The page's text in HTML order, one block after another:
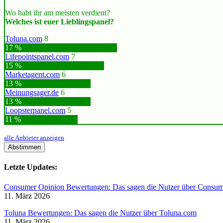
Wo habt ihr am meisten verdient?
Welches ist euer Lieblingspanel?
Toluna.com 8
17 %
Lifepointspanel.com 7
15 %
Marketagent.com 6
13 %
Meinungsager.de 6
13 %
Loopsterpanel.com 5
11 %
alle Anbieter anzeigen
Abstimmen
Letzte Updates:
Consumer Opinion Bewertungen: Das sagen die Nutzer über
11. März 2026
Toluna Bewertungen: Das sagen die Nutzer über Toluna.com